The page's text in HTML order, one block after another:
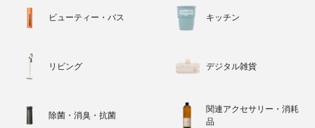
ビューティー・バス キッチン
リビング デジタル雑貨
除菌・消臭・抗菌
関連アクセサリー・消耗
品